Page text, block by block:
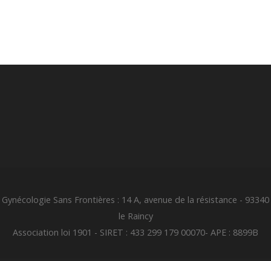
Gynécologie Sans Frontières : 14 A, avenue de la résistance - 93340
le Raincy
Association loi 1901 - SIRET : 433 299 179 00070- APE : 8899B